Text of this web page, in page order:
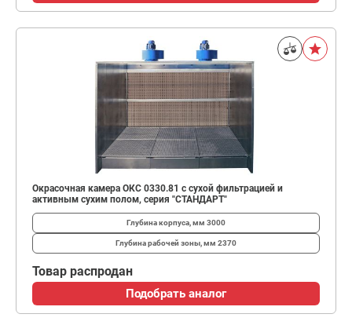
Окрасочная камера ОКС 0330.81 с сухой фильтрацией и
активным сухим полом, серия "СТАНДАРТ"
Глубина корпуса, мм 3000
Глубина рабочей зоны, мм 2370
Товар распродан
Подобрать аналог